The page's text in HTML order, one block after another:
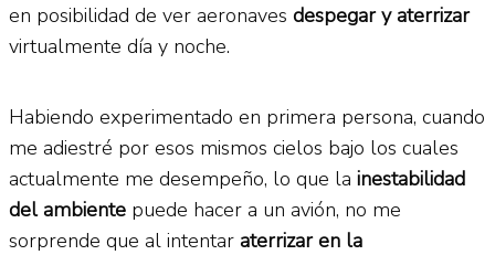
en posibilidad de ver aeronaves despegar y aterrizar
virtualmente día y noche.
Habiendo experimentado en primera persona, cuando
me adiestré por esos mismos cielos bajo los cuales
actualmente me desempeño, lo que la inestabilidad
del ambiente puede hacer a un avión, no me
sorprende que al intentar aterrizar en la